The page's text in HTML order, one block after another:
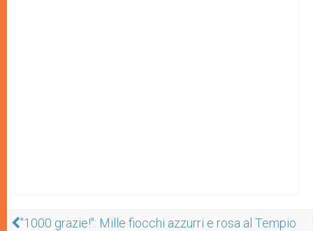
"1000 grazie!": Mille fiocchi azzurri e rosa al Tempio